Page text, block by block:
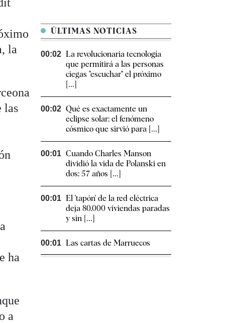
la
las
ha
a
ÚLTIMAS NOTICIAS
00:02 La revolucionaria tecnología
que permitirá a las personas
ciegas "escuchar" el próximo
[...]
00:02 Qué es exactamente un
eclipse solar: el fenómeno
cósmico que sirvió para [...]
00:01 Cuando Charles Manson
dividió la vida de Polanski en
dos: 57 años [...]
00:01 El 'tapón' de la red eléctrica
deja 80.000 viviendas paradas
y sin [...]
00:01 Las cartas de Marruecos